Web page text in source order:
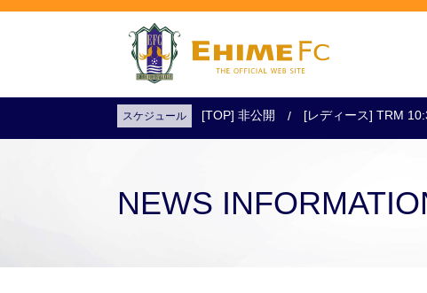
試合日程・結果 アクセス
スケジュール [TOP] 非公開 [レディース] TRM
NEWS